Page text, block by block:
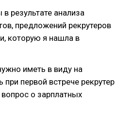
результате анализа
предложений рекрутеров
которую я нашла в
иметь в виду на
первой встрече рекрутер
о зарплатных